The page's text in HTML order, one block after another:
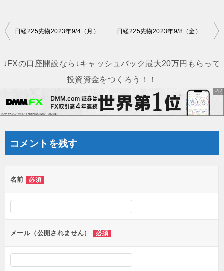
投
ナ
ョ
ン
日経225先物2023年9/4（月）の見通し 日経225先物2023年9/8（金）のトレンド判断
↓FXの口座開設なら↓キャッシュバック最大20万円もらって
投資資金をつくろう！！
コメントを残す
名前 必須
メール（公開されません） 必須